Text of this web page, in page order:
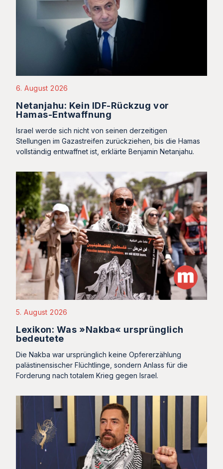
6. August 2026
Netanjahu: Kein IDF-Rückzug vor
Hamas-Entwaffnung
Israel werde sich nicht von seinen derzeitigen
Stellungen im Gazastreifen zurückziehen, bis die Hamas
vollständig entwaffnet ist, erklärte Benjamin Netanjahu.
5. August 2026
Lexikon: Was »Nakba« ursprünglich
bedeutete
Die Nakba war ursprünglich keine Opfererzählung
palästinensischer Flüchtlinge, sondern Anlass für die
Forderung nach totalem Krieg gegen Israel.